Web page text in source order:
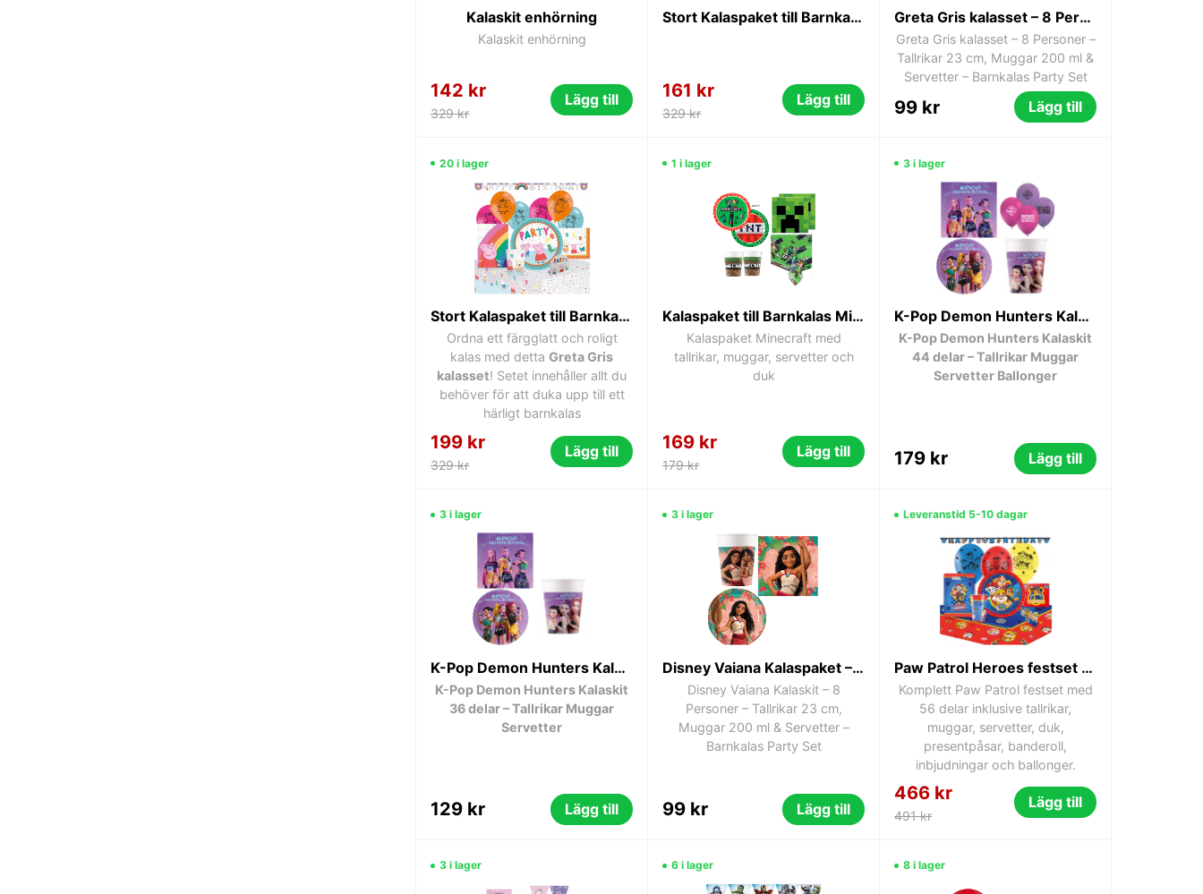
Kalaskit enhörning
Kalaskit enhörning
142 kr
329 kr
Lägg till
Stort Kalaspaket till Barnkalas med Baby Shark 60 delar 8-personer
161 kr
329 kr
Lägg till
Greta Gris kalasset – 8 Personer – Tallrikar 23 cm, Muggar 200 ml & Servetter – Barnkalas Party Set
Greta Gris kalasset – 8 Personer –
Tallrikar 23 cm, Muggar 200 ml &
Servetter – Barnkalas Party Set
99 kr Lägg till
20 i lager
Stort Kalaspaket till Barnkalas med Greta Gris 56 delar 8-personer
Ordna ett färgglatt och roligt
kalas med detta Greta Gris
kalasset! Setet innehåller allt du
behöver för att duka upp till ett
härligt barnkalas
199 kr
329 kr
Lägg till
1 i lager
Kalaspaket till Barnkalas Minecraft 37 delar 8-personer
Kalaspaket Minecraft med
tallrikar, muggar, servetter och
duk
169 kr
179 kr
Lägg till
3 i lager
K-Pop Demon Hunters Kalaskit 44 delar – Tallrikar Muggar Servetter Ballonger
K-Pop Demon Hunters Kalaskit
44 delar – Tallrikar Muggar
Servetter Ballonger
179 kr Lägg till
3 i lager
K-Pop Demon Hunters Kalaskit 36 delar – Tallrikar Muggar Servetter
K-Pop Demon Hunters Kalaskit
36 delar – Tallrikar Muggar
Servetter
129 kr Lägg till
3 i lager
Disney Vaiana Kalaspaket – 8 Personer – Tallrikar 23 cm, Muggar 200 ml & Servetter – Barnkalas Party Set
Disney Vaiana Kalaskit – 8
Personer – Tallrikar 23 cm,
Muggar 200 ml & Servetter –
Barnkalas Party Set
99 kr Lägg till
Leveranstid 5-10 dagar
Paw Patrol Heroes festset 56 delar
Komplett Paw Patrol festset med
56 delar inklusive tallrikar,
muggar, servetter, duk,
presentpåsar, banderoll,
inbjudningar och ballonger.
466 kr
491 kr
Lägg till
3 i lager 6 i lager 8 i lager